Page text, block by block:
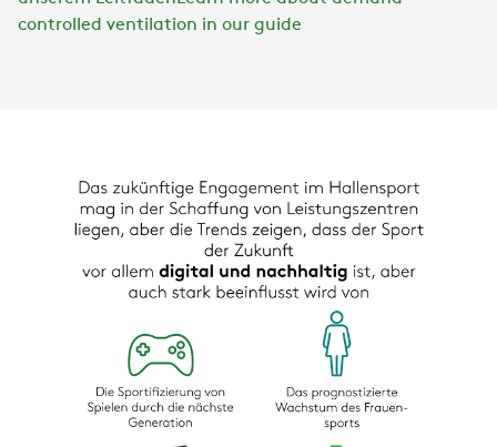
controlled ventilation in our guide